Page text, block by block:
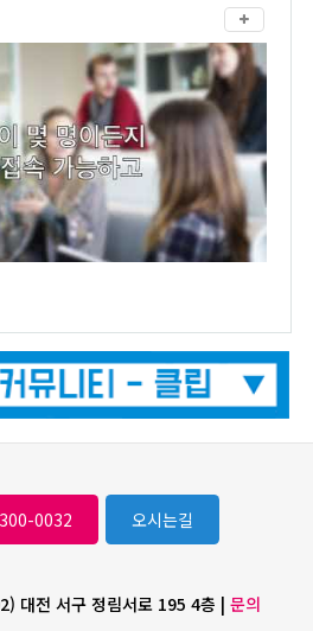
0032 오시는길
대전 서구 정림서로 195 4층 | 문의